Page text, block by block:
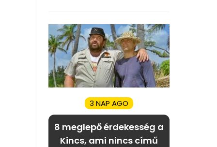
3 NAP AGO
8 meglepő érdekesség a
Kincs, ami nincs című